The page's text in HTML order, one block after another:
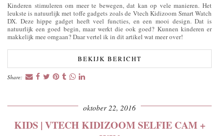
Kinderen stimuleren om meer te bewegen, dat kan op vele manieren. Het
leukste is natuurlijk met toffe gadgets zoals de Vtech Kidizoom Smart Watch
DX. Deze hippe gadget heeft veel functies, en een mooi design. Dat is
natuurlijk een goed begin, maar werkt die ook goed? Kunnen kinderen er
makkelijk mee omgaan? Daar vertel ik in dit artikel wat meer over!
BEKIJK BERICHT
Share:
oktober 22, 2016
KIDS | VTECH KIDIZOOM SELFIE CAM +